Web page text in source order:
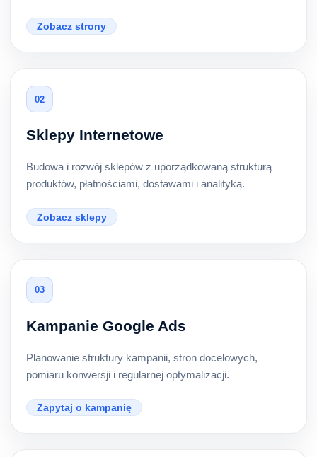
Zobacz strony
02
Sklepy Internetowe
Budowa i rozwój sklepów z uporządkowaną strukturą
produktów, płatnościami, dostawami i analityką.
Zobacz sklepy
03
Kampanie Google Ads
Planowanie struktury kampanii, stron docelowych,
pomiaru konwersji i regularnej optymalizacji.
Zapytaj o kampanię